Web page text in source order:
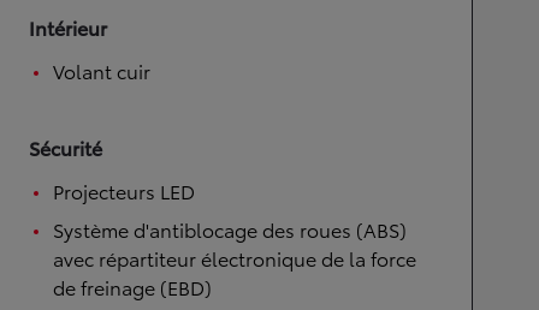
Intérieur
Volant cuir
Sécurité
Projecteurs LED
Système d'antiblocage des roues (ABS)
avec répartiteur électronique de la force
de freinage (EBD)